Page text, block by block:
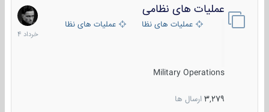
عملیات های نظامی
عملیات های نظامی ایرانعملیات های نظامی خارجی
Military Operations
3,279 ارسال ها
5
خرداد
1404